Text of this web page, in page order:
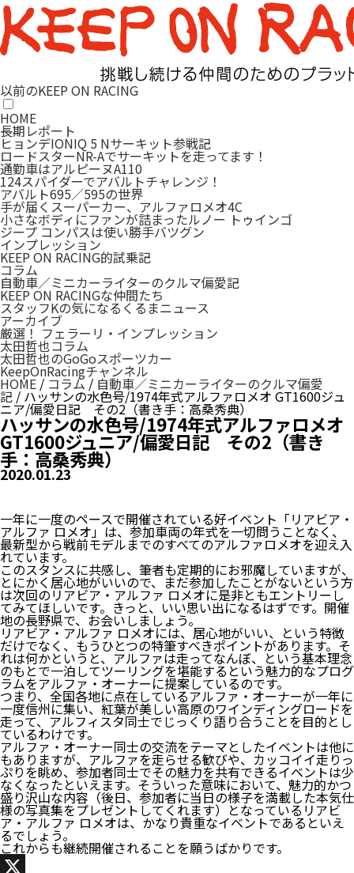
以前のKEEP ON RACING
HOME
長期レポート
ヒョンデIONIQ 5 Nサーキット参戦記
ロードスターNR-Aでサーキットを走ってます！
通勤車はアルピーヌA110
124スパイダーでアバルトチャレンジ！
アバルト695／595の世界
手が届くスーパーカー、アルファロメオ4C
小さなボディにファンが詰まったルノー トゥインゴ
ジープ コンパスは使い勝手バツグン
インプレッション
KEEP ON RACING的試乗記
コラム
自動車／ミニカーライターのクルマ偏愛記
KEEP ON RACINGな仲間たち
スタッフKの気になるくるまニュース
アーカイブ
厳選！ フェラーリ・インプレッション
太田哲也コラム
太田哲也のGoGoスポーツカー
KeepOnRacingチャンネル
HOME / コラム / 自動車／ミニカーライターのクルマ偏愛
記 / ハッサンの水色号/1974年式アルファロメオ GT1600ジュ
ニア/偏愛日記 その2（書き手：高桑秀典）
ハッサンの水色号/1974年式アルファロメオ
GT1600ジュニア/偏愛日記 その2（書き
手：高桑秀典）
2020.01.23
一年に一度のペースで開催されている好イベント「リアビア・
アルファ ロメオ」は、参加車両の年式を一切問うことなく、
最新型から戦前モデルまでのすべてのアルファロメオを迎え入
れています。
このスタンスに共感し、筆者も定期的にお邪魔していますが、
とにかく居心地がいいので、まだ参加したことがないという方
は次回のリアビア・アルファ ロメオに是非ともエントリーし
てみてほしいです。きっと、いい思い出になるはずです。開催
地の長野県で、お会いしましょう。
リアビア・アルファ ロメオには、居心地がいい、という特徴
だけでなく、もうひとつの特筆すべきポイントがあります。そ
れは何かというと、アルファは走ってなんぼ、という基本理念
のもとで一泊してツーリングを堪能するという魅力的なプログ
ラムをアルファ・オーナーに提案しているのです。
つまり、全国各地に点在しているアルファ・オーナーが一年に
一度信州に集い、紅葉が美しい高原のワインディングロードを
走って、アルフィスタ同士でじっくり語り合うことを目的とし
ているわけです。
アルファ・オーナー同士の交流をテーマとしたイベントは他に
もありますが、アルファを走らせる歓びや、カッコイイ走りっ
ぷりを眺め、参加者同士でその魅力を共有できるイベントは少
なくなったといえます。そういった意味において、魅力的かつ
盛り沢山な内容（後日、参加者に当日の様子を満載した本気仕
様の写真集をプレゼントしてくれます）となっているリアビ
ア・アルファ ロメオは、かなり貴重なイベントであるといえ
るでしょう。
これからも継続開催されることを願うばかりです。